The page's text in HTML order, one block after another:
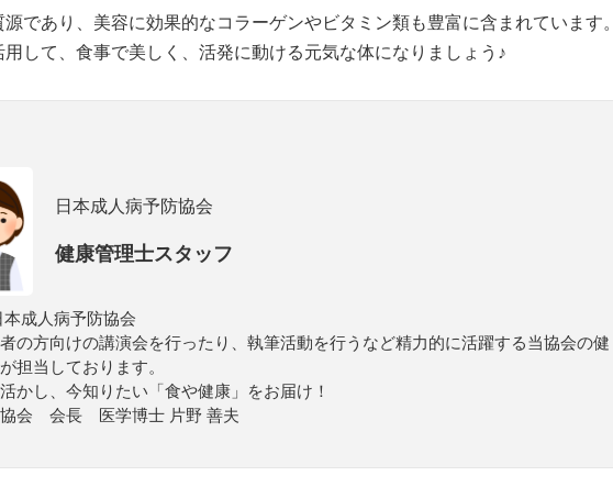
であり、美容に効果的なコラーゲンやビタミン類も豊富に含まれています。
して、食事で美しく、活発に動ける元気な体になりましょう♪
日本成人病予防協会
健康管理士スタッフ
成人病予防協会
の方向けの講演会を行ったり、執筆活動を行うなど精力的に活躍する当協会の健
担当しております。
かし、今知りたい「食や健康」をお届け！
協会 会長 医学博士 片野 善夫